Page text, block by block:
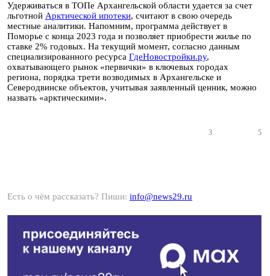
Удерживаться в ТОПе Архангельской области удается за счет
льготной Арктической ипотеки, считают в свою очередь
местные аналитики. Напомним, программа действует в
Поморье с конца 2023 года и позволяет приобрести жилье по
ставке 2% годовых. На текущий момент, согласно данным
специализированного ресурса ГдеНовостройки.ру,
охватывающего рынок «первички» в ключевых городах
региона, порядка трети возводимых в Архангельске и
Северодвинске объектов, учитывая заявленный ценник, можно
назвать «арктическими».
3 5
Есть о чём рассказать? Пиши: info@news29.ru